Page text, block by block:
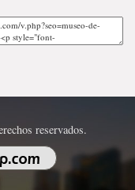
reservados.